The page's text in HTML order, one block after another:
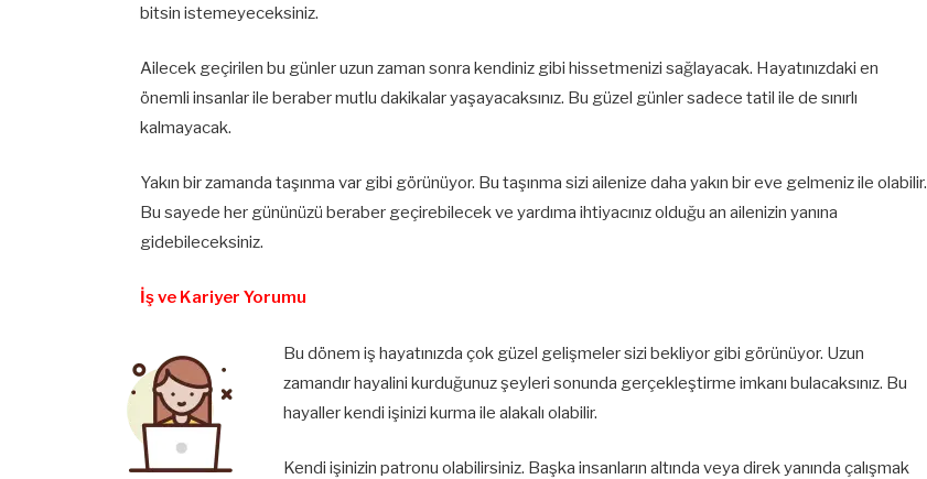
bitsin istemeyeceksiniz.
Ailecek geçirilen bu günler uzun zaman sonra kendiniz gibi hissetmenizi sağlayacak. Hayatınızdaki en
önemli insanlar ile beraber mutlu dakikalar yaşayacaksınız. Bu güzel günler sadece tatil ile de sınırlı
kalmayacak.
Yakın bir zamanda taşınma var gibi görünüyor. Bu taşınma sizi ailenize daha yakın bir eve gelmeniz ile olabilir.
Bu sayede her gününüzü beraber geçirebilecek ve yardıma ihtiyacınız olduğu an ailenizin yanına
gidebileceksiniz.
İş ve Kariyer Yorumu
Bu dönem iş hayatınızda çok güzel gelişmeler sizi bekliyor gibi görünüyor. Uzun
zamandır hayalini kurduğunuz şeyleri sonunda gerçekleştirme imkanı bulacaksınız. Bu
hayaller kendi işinizi kurma ile alakalı olabilir.
Kendi işinizin patronu olabilirsiniz. Başka insanların altında veya direk yanında çalışmak